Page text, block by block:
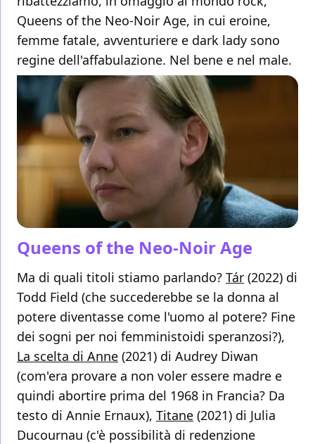
Queens of the Neo-Noir Age, in cui eroine,
femme fatale, avventuriere e dark lady sono
regine dell'affabulazione. Nel bene e nel male.
Queens of the Neo-Noir Age
Ma di quali titoli stiamo parlando? Tár (2022) di
Todd Field (che succederebbe se la donna al
potere diventasse come l'uomo al potere? Fine
dei sogni per noi femministoidi speranzosi?),
La scelta di Anne (2021) di Audrey Diwan
(com'era provare a non voler essere madre e
quindi abortire prima del 1968 in Francia? Da
testo di Annie Ernaux), Titane (2021) di Julia
Ducournau (c'è possibilità di redenzione